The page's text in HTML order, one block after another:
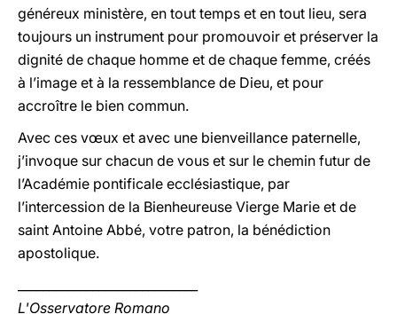
généreux ministère, en tout temps et en tout lieu, sera
toujours un instrument pour promouvoir et préserver la
dignité de chaque homme et de chaque femme, créés
à l’image et à la ressemblance de Dieu, et pour
accroître le bien commun.
Avec ces vœux et avec une bienveillance paternelle,
j’invoque sur chacun de vous et sur le chemin futur de
l’Académie pontificale ecclésiastique, par
l’intercession de la Bienheureuse Vierge Marie et de
saint Antoine Abbé, votre patron, la bénédiction
apostolique.
L'Osservatore Romano